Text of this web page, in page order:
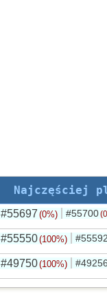
Najczęściej
#55697 (0%) #55700
#55550(100%) #55592
#49750(100%) #49256